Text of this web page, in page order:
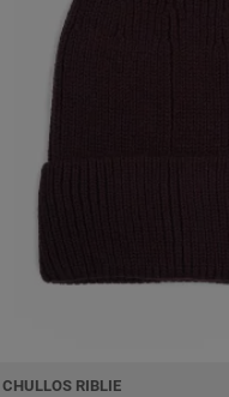
CHULLOS RIBLIE